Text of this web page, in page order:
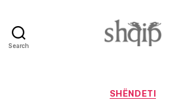
Search
Categories
SHËNDETI